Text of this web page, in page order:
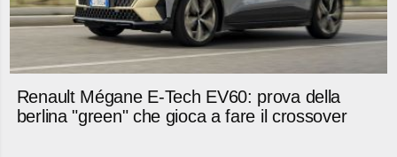
Renault Mégane E-Tech EV60: prova della
berlina "green" che gioca a fare il crossover